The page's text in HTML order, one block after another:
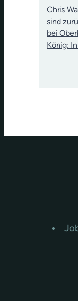
Chris
sind
bei
König: